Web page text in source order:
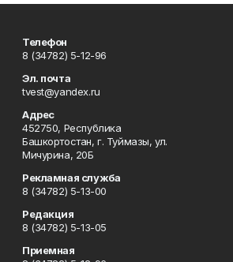
Телефон
8 (34782) 5-12-96
Эл. почта
tvest@yandex.ru
Адрес
452750, Республика
Башкортостан, г. Туймазы, ул.
Мичурина, 20Б
Рекламная служба
8 (34782) 5-13-00
Редакция
8 (34782) 5-13-05
Приемная